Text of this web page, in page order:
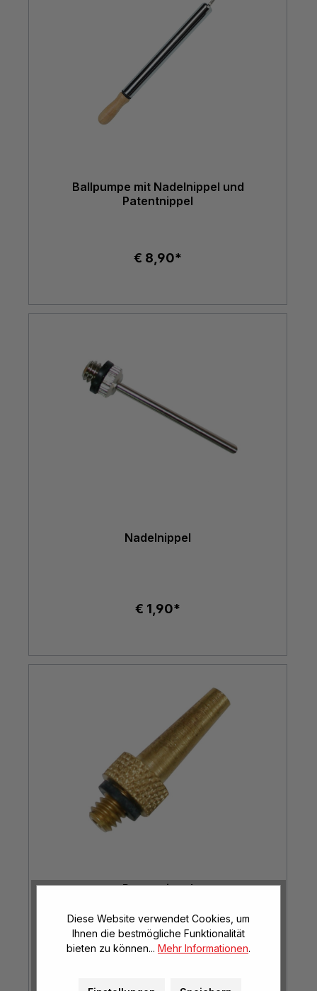
Ballpumpe mit Nadelnippel und
Patentnippel
€ 8,90*
Nadelnippel
€ 1,90*
Patentnippel
Diese Website verwendet Cookies, um
Ihnen die bestmögliche Funktionalität
bieten zu können... Mehr Informationen.